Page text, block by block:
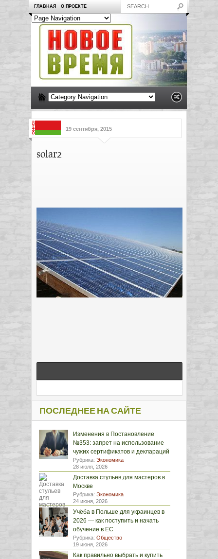
ГЛАВНАЯ О ПРОЕКТЕ
19 сентября, 2015
solar2
ПОСЛЕДНЕЕ НА САЙТЕ
Изменения в Постановление
№353: запрет на использование
чужих сертификатов и деклараций
Рубрика: Экономика
28 июля, 2026
Доставка стульев для мастеров в
Москве
Рубрика: Экономика
24 июня, 2026
Учёба в Польше для украинцев в
2026 — как поступить и начать
обучение в ЕС
Рубрика: Общество
19 июня, 2026
Как правильно выбрать и купить